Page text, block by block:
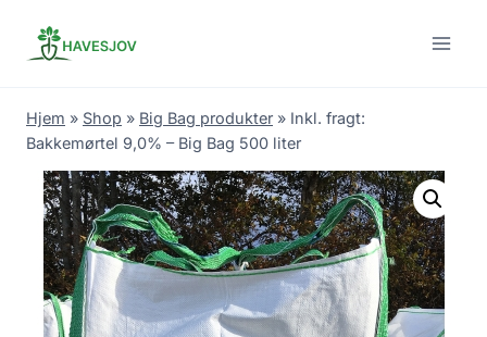
Hjem » Shop » Big Bag produkter » Inkl. fragt:
Bakkemørtel 9,0% – Big Bag 500 liter